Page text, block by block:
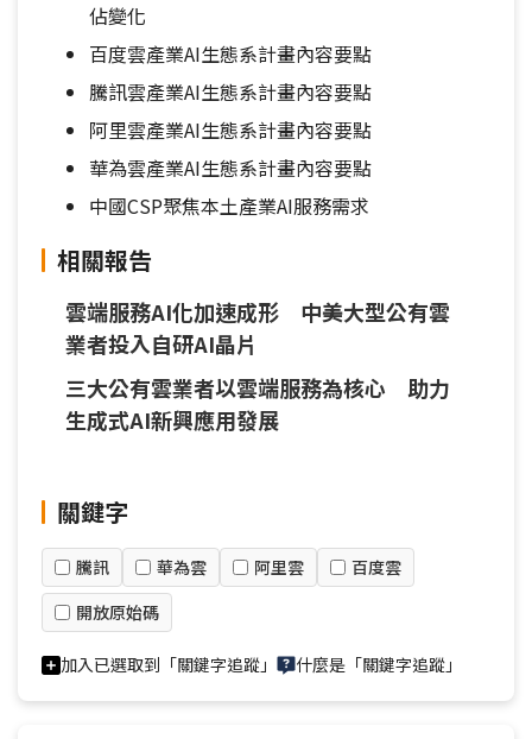
佔變化
百度雲產業AI生態系計畫內容要點
騰訊雲產業AI生態系計畫內容要點
阿里雲產業AI生態系計畫內容要點
華為雲產業AI生態系計畫內容要點
中國CSP聚焦本土產業AI服務需求
相關報告
雲端服務AI化加速成形 中美大型公有雲
業者投入自研AI晶片
三大公有雲業者以雲端服務為核心 助力
生成式AI新興應用發展
關鍵字
騰訊 華為雲 阿里雲
百度雲
開放原始碼
加入已選取到「關鍵字追蹤」 什麼是「關鍵字追蹤」